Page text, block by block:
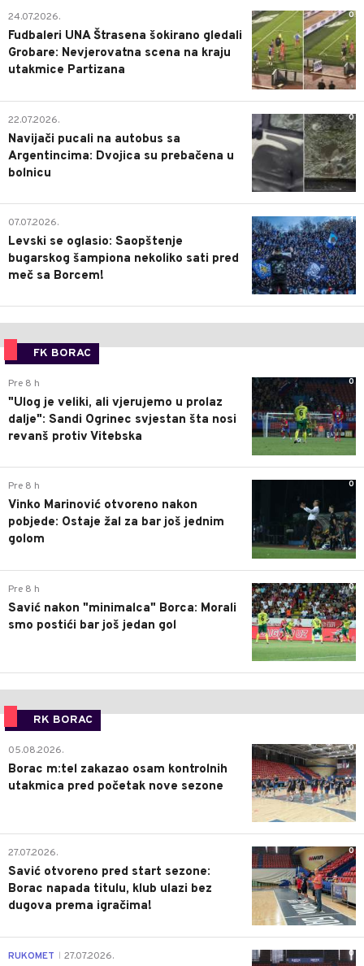
0
24.07.2026.
Fudbaleri UNA Štrasena šokirano gledali
Grobare: Nevjerovatna scena na kraju
utakmice Partizana
0
22.07.2026.
Navijači pucali na autobus sa
Argentincima: Dvojica su prebačena u
bolnicu
1
07.07.2026.
Levski se oglasio: Saopštenje
bugarskog šampiona nekoliko sati pred
meč sa Borcem!
FK BORAC
0
Pre 8 h
"Ulog je veliki, ali vjerujemo u prolaz
dalje": Sandi Ogrinec svjestan šta nosi
revanš protiv Vitebska
0
Pre 8 h
Vinko Marinović otvoreno nakon
pobjede: Ostaje žal za bar još jednim
golom
0
Pre 8 h
Savić nakon "minimalca" Borca: Morali
smo postići bar još jedan gol
RK BORAC
0
05.08.2026.
Borac m:tel zakazao osam kontrolnih
utakmica pred početak nove sezone
0
27.07.2026.
Savić otvoreno pred start sezone:
Borac napada titulu, klub ulazi bez
dugova prema igračima!
0
RUKOMET 27.07.2026.